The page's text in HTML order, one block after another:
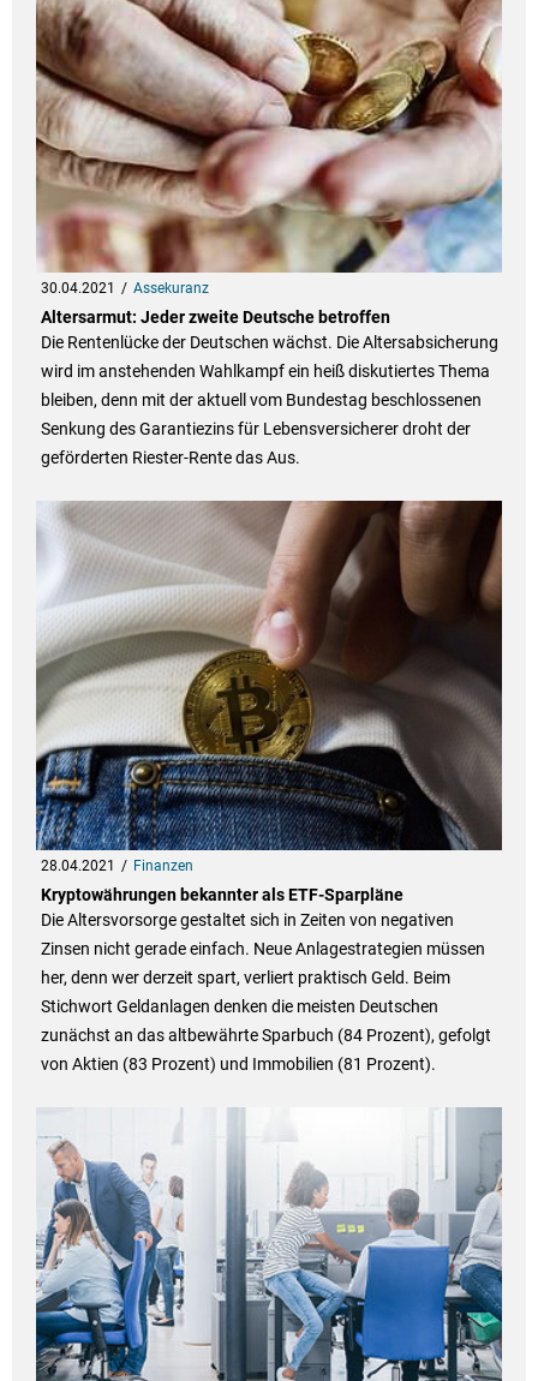
30.04.2021 Assekuranz
Altersarmut: Jeder zweite Deutsche betroffen
Die Rentenlücke der Deutschen wächst. Die Altersabsicherung
wird im anstehenden Wahlkampf ein heiß diskutiertes Thema
bleiben, denn mit der aktuell vom Bundestag beschlossenen
Senkung des Garantiezins für Lebensversicherer droht der
geförderten Riester-Rente das Aus.
28.04.2021 Finanzen
Kryptowährungen bekannter als ETF-Sparpläne
Die Altersvorsorge gestaltet sich in Zeiten von negativen
Zinsen nicht gerade einfach. Neue Anlagestrategien müssen
her, denn wer derzeit spart, verliert praktisch Geld. Beim
Stichwort Geldanlagen denken die meisten Deutschen
zunächst an das altbewährte Sparbuch (84 Prozent), gefolgt
von Aktien (83 Prozent) und Immobilien (81 Prozent).